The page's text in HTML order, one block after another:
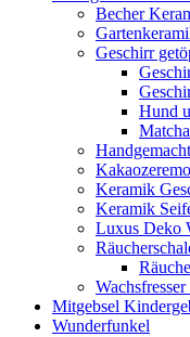
Becher
Geschirr
Hund
Keramik
Keramik
Luxus Deko
Mitgebsel
Wunderfunkel